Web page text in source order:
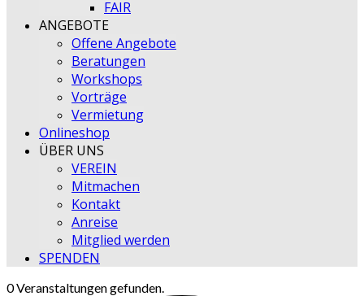
FAIR
ANGEBOTE
Offene Angebote
Beratungen
Workshops
Vorträge
Vermietung
Onlineshop
ÜBER UNS
VEREIN
Mitmachen
Kontakt
Anreise
Mitglied werden
SPENDEN
0 Veranstaltungen gefunden.